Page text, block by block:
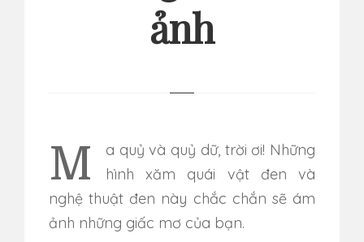
ảnh
Ma quỷ và quỷ dữ, trời ơi! Những
hình xăm quái vật đen và
nghệ thuật đen này chắc chắn sẽ ám
ảnh những giấc mơ của bạn.